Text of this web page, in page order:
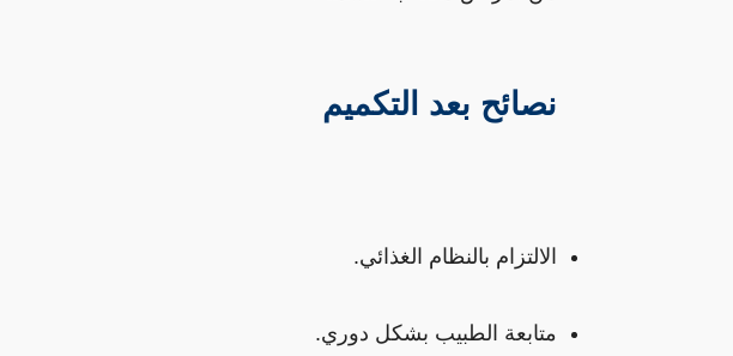
نصائح بعد التكميم
الالتزام بالنظام الغذائي.
متابعة الطبيب بشكل دوري.